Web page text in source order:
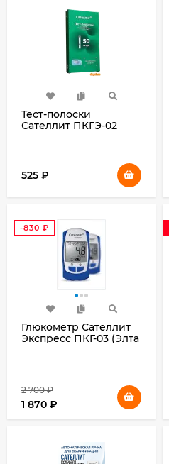
Тест-полоски
Сателлит ПКГЭ-02
525 ₽
-830 ₽
Глюкометр Сателлит
Экспресс ПКГ-03 (Элта
2 700₽
1 870 ₽